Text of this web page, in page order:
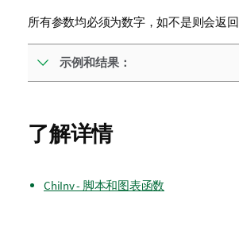
所有参数均必须为数字，如不是则会返回
示例和结果：
了解详情
ChiInv - 脚本和图表函数